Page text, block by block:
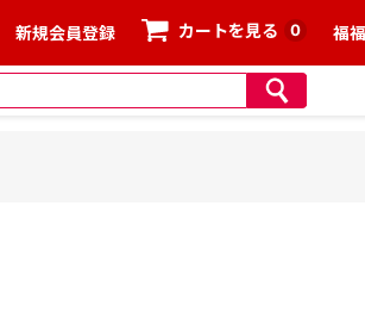
新規会員登録 カートを見る 0 福